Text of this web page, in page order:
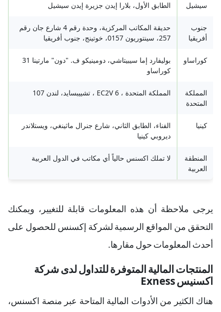
سيشيل الطابق الأول، بلارا إيدن جزيرة إيدن سيشيل
جنوب
أفريقيا
حديقة المكاتب المركزية، وحدة رقم 4 شارع جان رقم
257، سينتوريون 0157، خوتینج، جنوب أفريقيا
كوراساو
بوليفارد إما سيبيتاشي، دومينيكو ف. "دون" مارتينا 31
كوراساو
المملكة
المتحدة
المملكة المتحدة ، 6 EC2V ، تشییبساید، لندن 107
كينيا
الفناء، الطابق الثاني، شارع جنرال ماثينغي، ويستلاندر
ديروبي كينيا
المنطقة
العربية
لا تملك اكسنس حالياً أي مكاتب في الدول العربية
يرجى ملاحظة أن هذه المعلومات قابلة للتغيير، ويمكنك
التحقق من المواقع الرسمية لشركة إكسنس للحصول على
أحدث المعلومات حول مقارها.
المنتجات المالية المتوفرة للتداول لدى شركة
اكسنيس Exness
هناك الكثير من الأدوات المالية المتاحة عبر منصة اكسنس،